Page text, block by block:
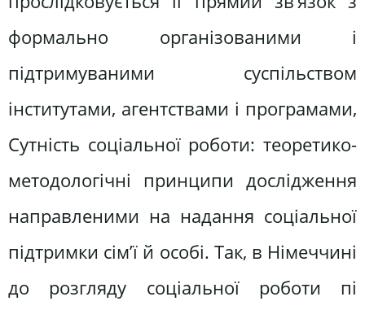
формально організованими і
підтримуваними суспільством
інститутами, агентствами і програмами,
Сутність соціальної роботи: теоретико-
методологічні принципи дослідження
направленими на надання соціальної
підтримки сім’ї й особі. Так, в Німеччині
до розгляду соціальної роботи пі